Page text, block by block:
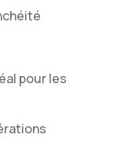
pour les